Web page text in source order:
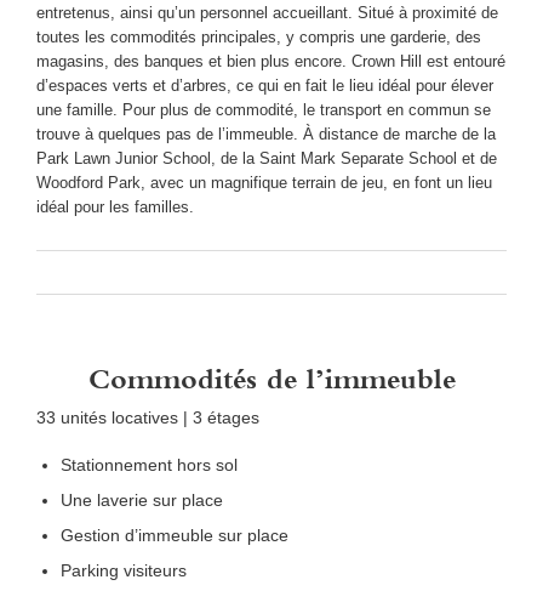
entretenus, ainsi qu’un personnel accueillant. Situé à proximité de
toutes les commodités principales, y compris une garderie, des
magasins, des banques et bien plus encore. Crown Hill est entouré
d’espaces verts et d’arbres, ce qui en fait le lieu idéal pour élever
une famille. Pour plus de commodité, le transport en commun se
trouve à quelques pas de l’immeuble. À distance de marche de la
Park Lawn Junior School, de la Saint Mark Separate School et de
Woodford Park, avec un magnifique terrain de jeu, en font un lieu
idéal pour les familles.
Commodités de l’immeuble
33 unités locatives | 3 étages
Stationnement hors sol
Une laverie sur place
Gestion d’immeuble sur place
Parking visiteurs